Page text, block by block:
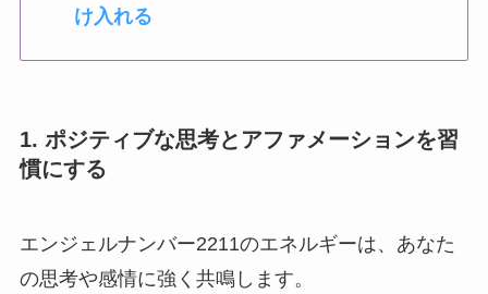
け入れる
1. ポジティブな思考とアファメーションを習
慣にする
エンジェルナンバー2211のエネルギーは、あなた
の思考や感情に強く共鳴します。